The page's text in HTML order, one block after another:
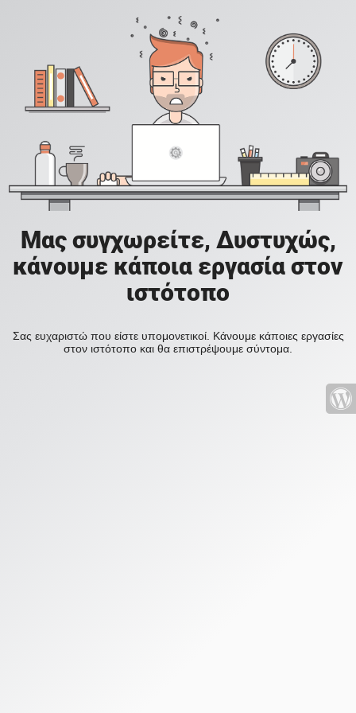
Μας συγχωρείτε, Δυστυχώς,
κάνουμε κάποια εργασία στον
ιστότοπο
Σας ευχαριστώ που είστε υπομονετικοί. Κάνουμε κάποιες εργασίες
στον ιστότοπο και θα επιστρέψουμε σύντομα.